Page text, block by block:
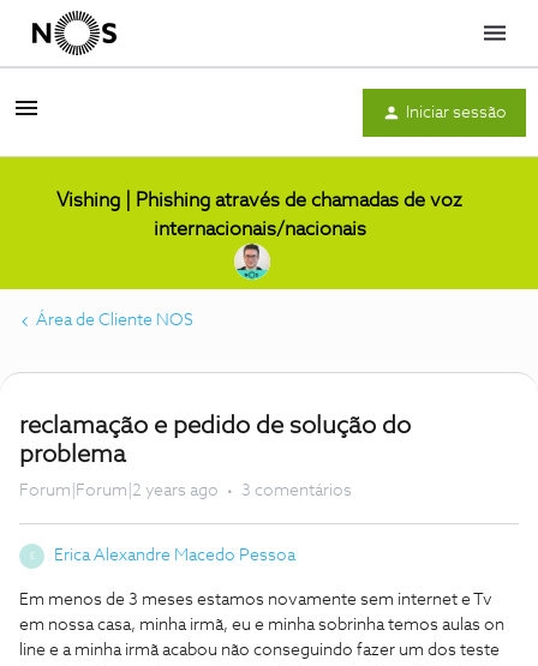
Menu
Iniciar sessão
Vishing | Phishing através de chamadas de voz
internacionais/nacionais
Área de Cliente NOS
reclamação e pedido de solução do
problema
Forum|Forum|2 years ago 3 comentários
E Erica Alexandre Macedo Pessoa
Em menos de 3 meses estamos novamente sem internet e Tv
em nossa casa, minha irmã, eu e minha sobrinha temos aulas on
line e a minha irmã acabou não conseguindo fazer um dos teste